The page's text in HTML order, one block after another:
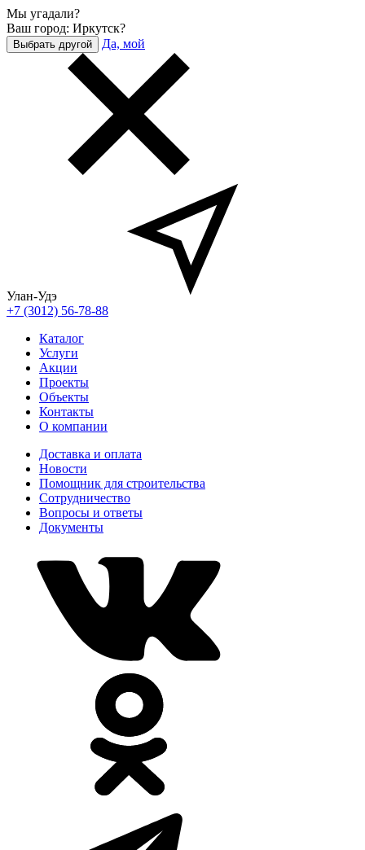
Мы угадали?
Ваш город: Иркутск?
Выбрать другой Да, мой
Улан-Удэ
+7 (3012) 56-78-88
Каталог
Услуги
Акции
Проекты
Объекты
Контакты
О компании
Доставка и оплата
Новости
Помощник для строительства
Сотрудничество
Вопросы и ответы
Документы